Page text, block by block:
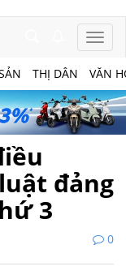
THỊ DÂN VĂN
đảng
3
0